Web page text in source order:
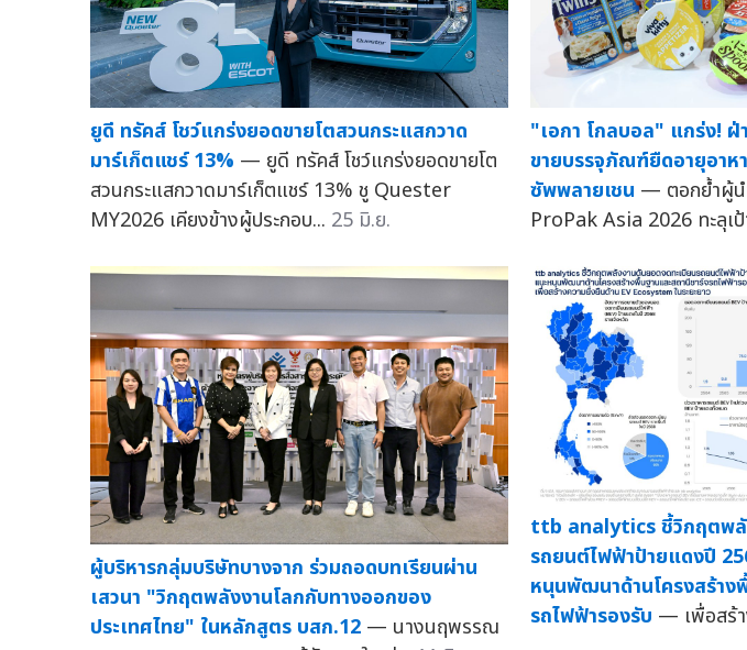
ยูดี ทรัคส์ โชว์แกร่งยอดขายโตสวนกระแสกวาด
มาร์เก็ตแชร์ 13% — ยูดี ทรัคส์ โชว์แกร่งยอดขายโต
สวนกระแสกวาดมาร์เก็ตแชร์ 13% ชู Quester
MY2026 เคียงข้างผู้ประกอบ... 25 มิ.ย.
"เอกา โกลบอล" แกร่ง!
ขายบรรจุภัณฑ์ยืดอายุอาห
ซัพพลายเชน — ตอกย้ำผู้น
ProPak Asia 2026 ทะลุเป้
ผู้บริหารกลุ่มบริษัทบางจาก ร่วมถอดบทเรียนผ่าน
เสวนา "วิกฤตพลังงานโลกกับทางออกของ
ประเทศไทย" ในหลักสูตร บสก.12 — นางนฤพรรณ
ttb analytics ชี้วิกฤตพลั
รถยนต์ไฟฟ้าป้ายแดงปี
หนุนพัฒนาด้านโครงสร้าง
รถไฟฟ้ารองรับ — เพื่อสร้